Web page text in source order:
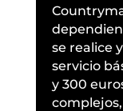
se realice
servicio
y 300